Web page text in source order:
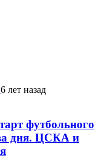
6 лет назад
футбольного
дня. ЦСКА и